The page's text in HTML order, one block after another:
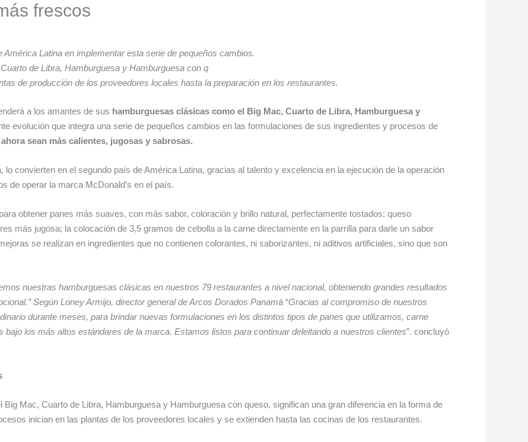
frescos
Latina en implementar esta serie de pequeños cambios.
de Libra, Hamburguesa y Hamburguesa con q
de producción de los proveedores locales hasta la preparación en los restaurantes.
a los amantes de sus hamburguesas clásicas como el Big Mac, Cuarto de Libra, Hamburguesa y
evolución que integra una serie de pequeños cambios en las formulaciones de sus ingredientes y procesos de
ahora sean más calientes, jugosas y sabrosas.
convierten en el segundo país de América Latina, gracias al talento y excelencia en la ejecución de la operación
de operar la marca McDonald’s en el país.
obtener panes más suaves, con más sabor, coloración y brillo natural, perfectamente tostados; queso
más jugosa; la colocación de 3,5 gramos de cebolla a la carne directamente en la parrilla para darle un sabor
se realizan en ingredientes que no contienen colorantes, ni saborizantes, ni aditivos artificiales, sino que son
nuestras hamburguesas clásicas en nuestros 79 restaurantes a nivel nacional, obteniendo grandes resultados
Según Loney Armijo, director general de Arcos Dorados Panamá “Gracias al compromiso de nuestros
durante meses, para brindar nuevas formulaciones en los distintos tipos de panes que utilizamos, carne
los más altos estándares de la marca. Estamos listos para continuar deleitando a nuestros clientes”. concluyó
Mac, Cuarto de Libra, Hamburguesa y Hamburguesa con queso, significan una gran diferencia en la forma de
inician en las plantas de los proveedores locales y se extienden hasta las cocinas de los restaurantes.